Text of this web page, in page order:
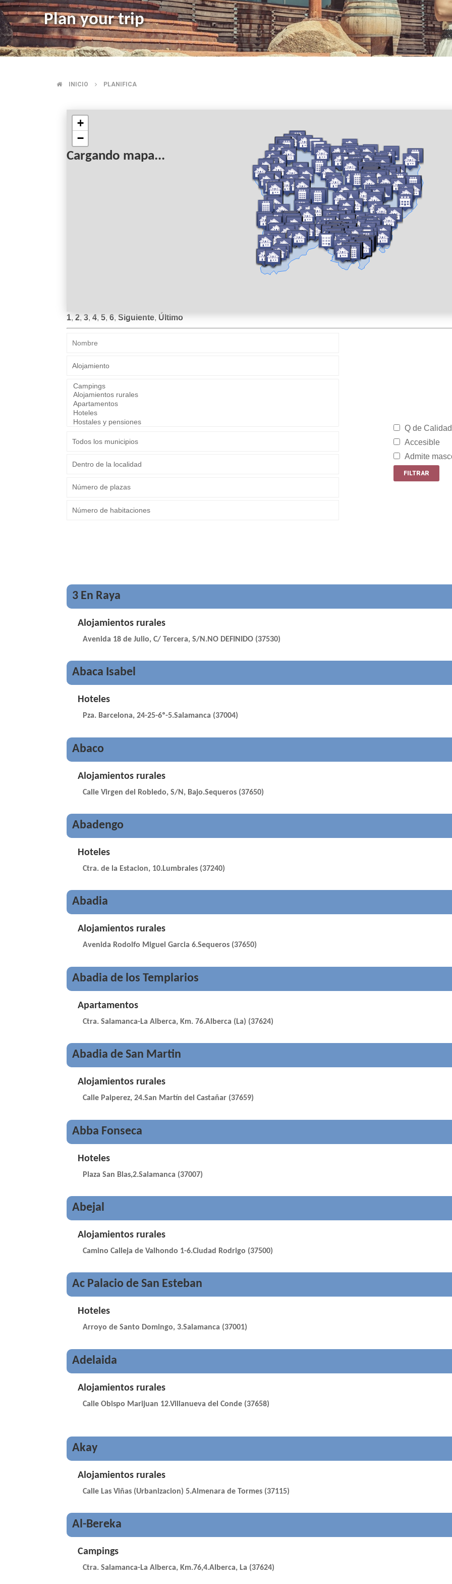
Plan your trip
BREADCRUMB
INICIO PLANIFICA
Cargando mapa...
+
−
1, 2, 3, 4, 5, 6, Siguiente, Último
Q de Calidad
Accesible
Admite
3 En Raya
Alojamientos rurales
Avenida 18 de Julio, C/ Tercera, S/N.NO DEFINIDO (37530)
Abaca Isabel
Hoteles
Pza. Barcelona, 24-25-6º-5.Salamanca (37004)
Abaco
Alojamientos rurales
Calle Virgen del Robledo, S/N, Bajo.Sequeros (37650)
Abadengo
Hoteles
Ctra. de la Estacion, 10.Lumbrales (37240)
Abadia
Alojamientos rurales
Avenida Rodolfo Miguel Garcia 6.Sequeros (37650)
Abadia de los Templarios
Apartamentos
Ctra. Salamanca-La Alberca, Km. 76.Alberca (La) (37624)
Abadia de San Martin
Alojamientos rurales
Calle Paiperez, 24.San Martín del Castañar (37659)
Abba Fonseca
Hoteles
Plaza San Blas,2.Salamanca (37007)
Abejal
Alojamientos rurales
Camino Calleja de Valhondo 1-6.Ciudad Rodrigo (37500)
Ac Palacio de San Esteban
Hoteles
Arroyo de Santo Domingo, 3.Salamanca (37001)
Adelaida
Alojamientos rurales
Calle Obispo Marijuan 12.Villanueva del Conde (37658)
Akay
Alojamientos rurales
Calle Las Viñas (Urbanizacion) 5.Almenara de Tormes (37115)
Al-Bereka
Campings
Ctra. Salamanca-La Alberca, Km.76,4.Alberca, La (37624)